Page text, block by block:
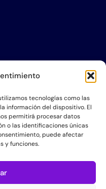
tecnologías como las
información del dispositivo. El
permitirá procesar datos
o las identificaciones únicas
puede afectar
y funciones.